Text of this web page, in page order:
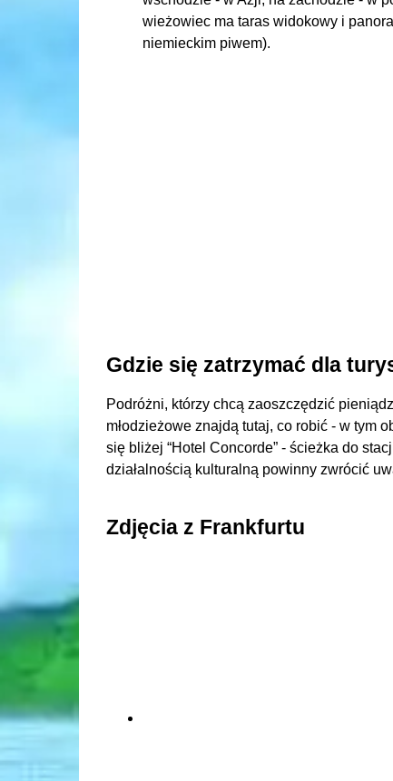
wieżowiec ma taras widokowy i
niemieckim piwem).
Gdzie się zatrzymać dla
Podróżni, którzy chcą zaoszczędzić
młodzieżowe znajdą tutaj, co robić - w tym
się bliżej “Hotel Concorde” - ścieżka do
działalnością kulturalną powinny zwrócić
Zdjęcia z Frankfurtu